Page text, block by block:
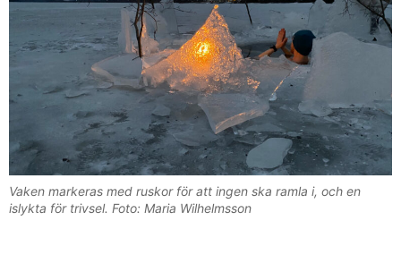
Vaken markeras med ruskor för att ingen ska ramla i, och en
islykta för trivsel. Foto: Maria Wilhelmsson